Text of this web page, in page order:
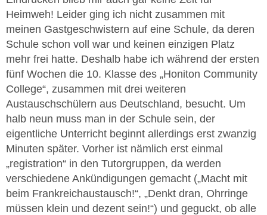
Heimweh! Leider ging ich nicht zusammen mit
meinen Gastgeschwistern auf eine Schule, da deren
Schule schon voll war und keinen einzigen Platz
mehr frei hatte. Deshalb habe ich während der ersten
fünf Wochen die 10. Klasse des „Honiton Community
College“, zusammen mit drei weiteren
Austauschschülern aus Deutschland, besucht. Um
halb neun muss man in der Schule sein, der
eigentliche Unterricht beginnt allerdings erst zwanzig
Minuten später. Vorher ist nämlich erst einmal
„registration“ in den Tutorgruppen, da werden
verschiedene Ankündigungen gemacht („Macht mit
beim Frankreichaustausch!“, „Denkt dran, Ohrringe
müssen klein und dezent sein!“) und geguckt, ob alle